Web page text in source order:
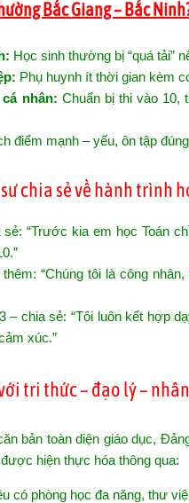
Bắc Giang – Bắc
Học sinh thường bị “quá tải”
Phụ huynh ít thời gian kèm
nhân: Chuẩn bị thi vào 10,
điểm mạnh – yếu, ôn tập
chia sẻ về hành trình
“Trước kia em học Toán
“Chúng tôi là công
– chia sẻ: “Tôi luôn kết hợp
xúc.”
tri thức – đạo lý –
bản toàn diện giáo dục,
hiện thực hóa thông qua:
có phòng học đa năng, thư